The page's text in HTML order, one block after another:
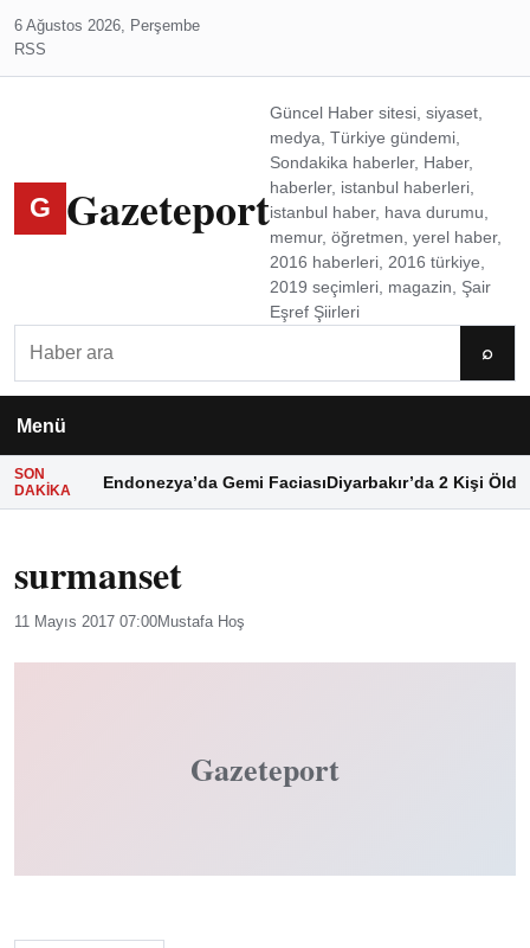
6 Ağustos 2026, Perşembe
RSS
G Gazeteport
Güncel Haber sitesi, siyaset,
medya, Türkiye gündemi,
Sondakika haberler, Haber,
haberler, istanbul haberleri,
istanbul haber, hava durumu,
memur, öğretmen, yerel haber,
2016 haberleri, 2016 türkiye,
2019 seçimleri, magazin, Şair
Eşref Şiirleri
⌕
Menü
SON
DAKIKA
Endonezya’da Gemi FaciasıDiyarbakır’da 2 Kişi Öldü
surmanset
11 Mayıs 2017 07:00Mustafa Hoş
Gazeteport